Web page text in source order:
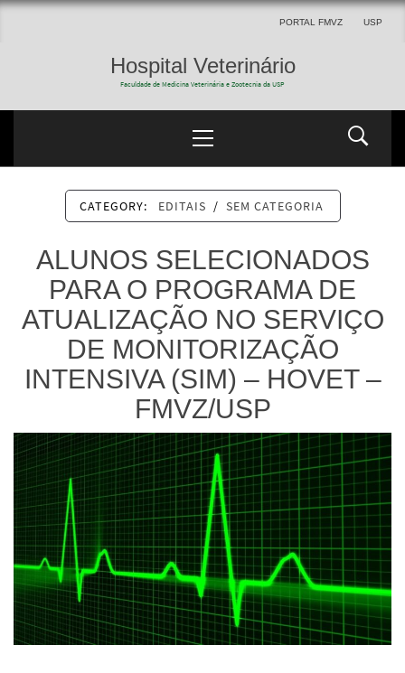
PORTAL FMVZ USP
Hospital Veterinário
Faculdade de Medicina Veterinária e Zootecnia da USP
CATEGORY: EDITAIS / SEM CATEGORIA
ALUNOS SELECIONADOS
PARA O PROGRAMA DE
ATUALIZAÇÃO NO SERVIÇO
DE MONITORIZAÇÃO
INTENSIVA (SIM) – HOVET –
FMVZ/USP